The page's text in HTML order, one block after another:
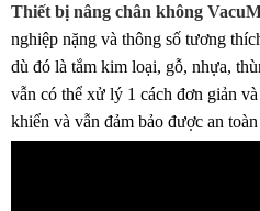
Thiết bị nâng chân không
nghiệp nặng và thông số tương
dù đó là tắm kim loại, gỗ, nhựa,
vẫn có thể xử lý 1 cách đơn giản
khiển và vẫn đảm bảo được an